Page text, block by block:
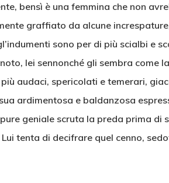
bensì è una femmina che non
graffiato da alcune
sono per di più scialbi e
lei sennonché gli sembra come
audaci, spericolati e temerari,
ardimentosa e baldanzosa
geniale scruta la preda prima di
tenta di decifrare quel cenno,